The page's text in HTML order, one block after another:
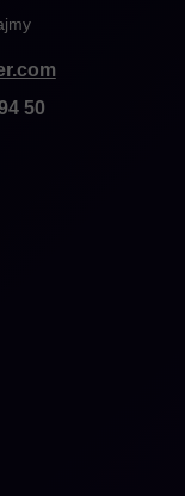
50
o
– miejsce, w
produktowe:
pliki od
zyskuje
tworzyć,
kanałów